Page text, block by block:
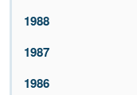
1988
1987
1986